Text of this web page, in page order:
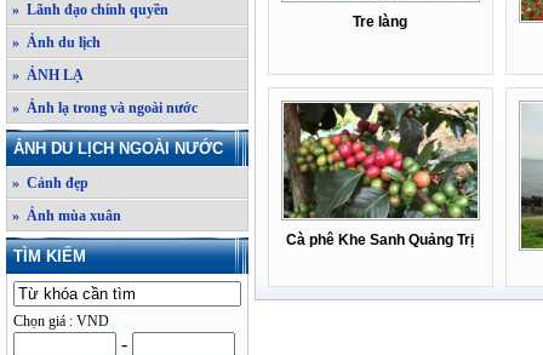
» Lãnh đạo chính quyền
» Ảnh du lịch
» ẢNH LẠ
» Ảnh lạ trong và ngoài nước
ẢNH DU LỊCH NGOÀI NƯỚC
» Cảnh đẹp
» Ảnh mùa xuân
TÌM KIẾM
Chọn giá : VND
-
Tre làng
Cà phê Khe Sanh Quảng Trị